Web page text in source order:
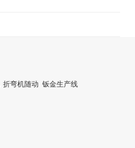
折弯机随动 钣金生产线